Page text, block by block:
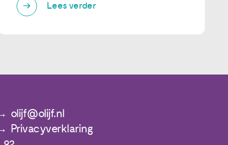
Lees verder
olijf@olijf.nl
Privacyverklaring